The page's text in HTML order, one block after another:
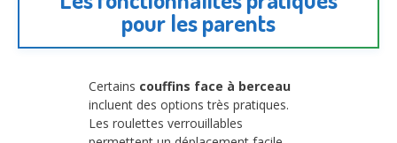
pour les parents
Certains couffins face à berceau
incluent des options très pratiques.
Les roulettes verrouillables